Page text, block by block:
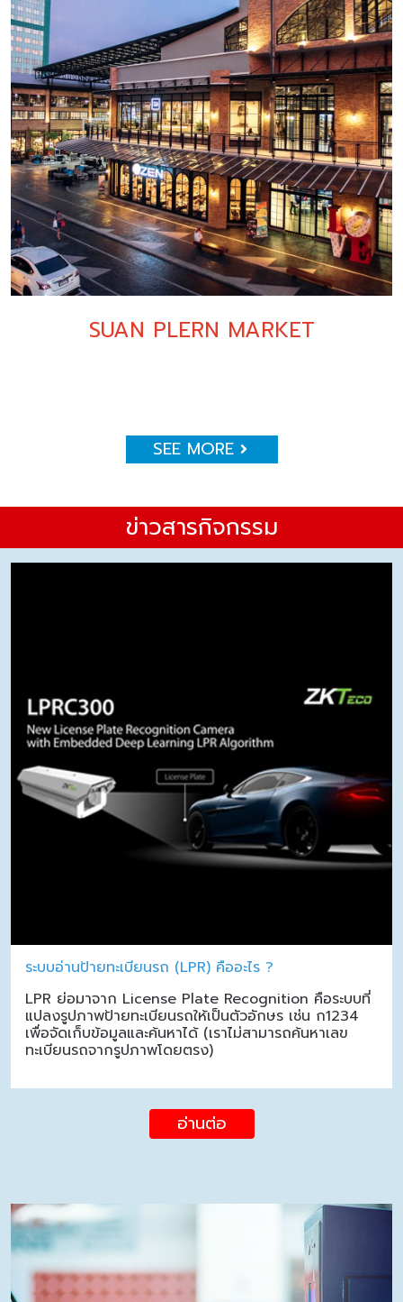
SUAN PLERN MARKET
SEE MORE
ข่าวสารกิจกรรม
ระบบอ่านป้ายทะเบียนรถ (LPR) คืออะไร ?
LPR ย่อมาจาก License Plate Recognition คือระบบที่
แปลงรูปภาพป้ายทะเบียนรถให้เป็นตัวอักษร เช่น ก1234
เพื่อจัดเก็บข้อมูลและค้นหาได้ (เราไม่สามารถค้นหาเลข
ทะเบียนรถจากรูปภาพโดยตรง)
อ่านต่อ